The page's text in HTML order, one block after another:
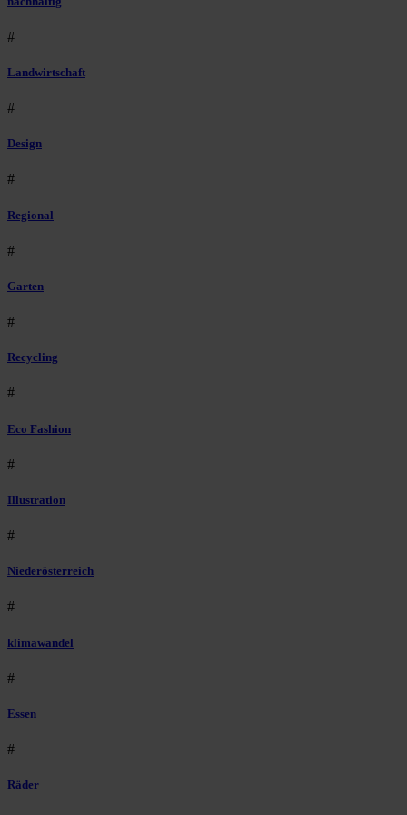
#
Landwirtschaft
#
Design
#
Regional
#
Garten
#
Recycling
#
Eco Fashion
#
Illustration
#
Niederösterreich
#
klimawandel
#
Essen
#
Räder